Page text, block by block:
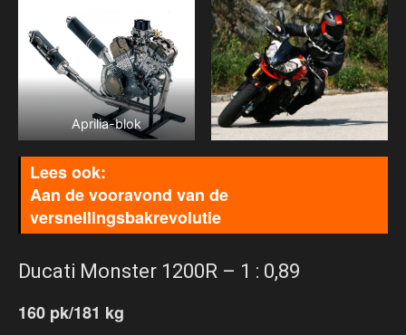
Aprilia-blok
Aan de vooravond van de
versnellingsbakrevolutie
Ducati Monster 1200R – 1 : 0,89
160 pk/181 kg